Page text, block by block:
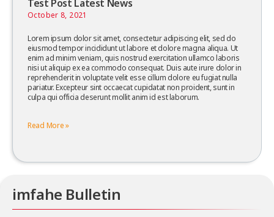
Test Post Latest News
October 8, 2021
Lorem ipsum dolor sit amet, consectetur adipiscing elit, sed do
eiusmod tempor incididunt ut labore et dolore magna aliqua. Ut
enim ad minim veniam, quis nostrud exercitation ullamco laboris
nisi ut aliquip ex ea commodo consequat. Duis aute irure dolor in
reprehenderit in voluptate velit esse cillum dolore eu fugiat nulla
pariatur. Excepteur sint occaecat cupidatat non proident, sunt in
culpa qui officia deserunt mollit anim id est laborum.
Read More »
imfahe Bulletin